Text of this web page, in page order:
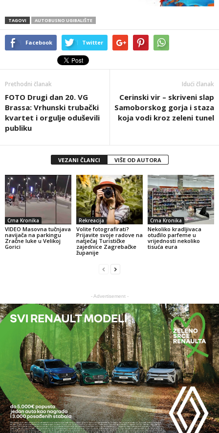
TAGOVI AUTOBUSNO UGIBALIŠTE
Facebook Twitter
Prethodni članak
FOTO Drugi dan 20. VG
Brassa: Vrhunski trubački
kvartet i orgulje oduševili
publiku
Idući članak
Cerinski vir – skriveni slap
Samoborskog gorja i staza
koja vodi kroz zeleni tunel
VEZANI ČLANCI VIŠE OD AUTORA
Crna Kronika
VIDEO Masovna tučnjava
navijača na parkingu
Zračne luke u Velikoj
Gorici
Rekreacija
Volite fotografirati?
Prijavite svoje radove na
natječaj Turističke
zajednice Zagrebačke
županije
Crna Kronika
Nekoliko kradljivaca
otuđilo parfeme u
vrijednosti nekoliko
tisuća eura
- Advertisement -